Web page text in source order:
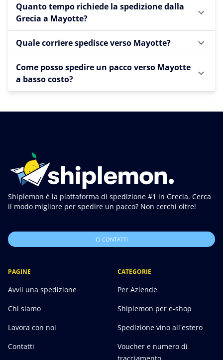
Quanto tempo richiede la spedizione dalla
Grecia a Mayotte?
Quale corriere spedisce verso Mayotte?
Come posso spedire un pacco verso Mayotte
a basso costo?
Shiplemon è la piattaforma di spedizione #1 in Grecia. Cerca
il modo migliore per spedire un pacco? Non cerchi oltre!
CI CONTATTI
PAGINE
Avvii una spedizione
Chi siamo
Lavora con noi
Contatti
CATEGORIE
Per Aziende
Shiplemon per e-shop
Spedizione vino all'estero
Voucher e numero di